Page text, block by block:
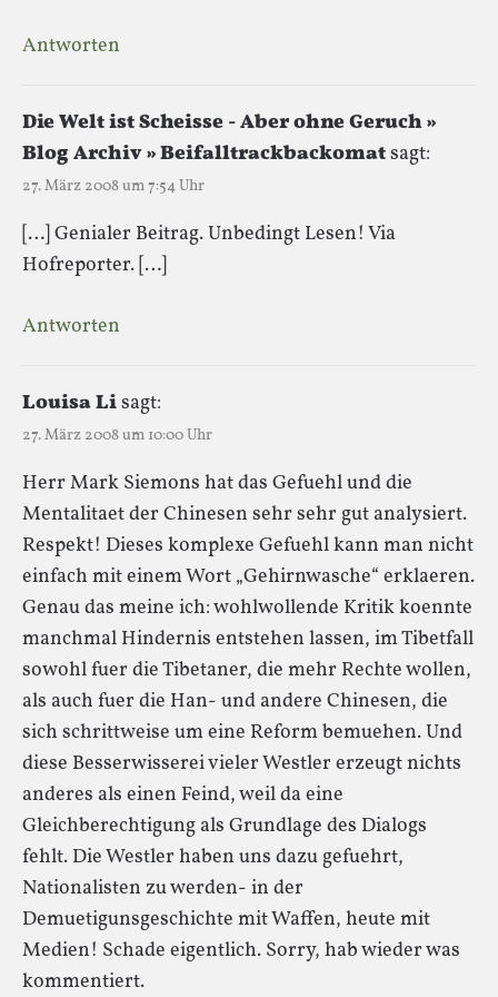
Antworten
Die Welt ist Scheisse - Aber ohne Geruch »
Blog Archiv » Beifalltrackbackomatsagt:
27. März 2008 um 7:54 Uhr
[…] Genialer Beitrag. Unbedingt Lesen! Via
Hofreporter. […]
Antworten
Louisa Lisagt:
27. März 2008 um 10:00 Uhr
Herr Mark Siemons hat das Gefuehl und die
Mentalitaet der Chinesen sehr sehr gut analysiert.
Respekt! Dieses komplexe Gefuehl kann man nicht
einfach mit einem Wort „Gehirnwasche“ erklaeren.
Genau das meine ich: wohlwollende Kritik koennte
manchmal Hindernis entstehen lassen, im Tibetfall
sowohl fuer die Tibetaner, die mehr Rechte wollen,
als auch fuer die Han- und andere Chinesen, die
sich schrittweise um eine Reform bemuehen. Und
diese Besserwisserei vieler Westler erzeugt nichts
anderes als einen Feind, weil da eine
Gleichberechtigung als Grundlage des Dialogs
fehlt. Die Westler haben uns dazu gefuehrt,
Nationalisten zu werden- in der
Demuetigunsgeschichte mit Waffen, heute mit
Medien! Schade eigentlich. Sorry, hab wieder was
kommentiert.